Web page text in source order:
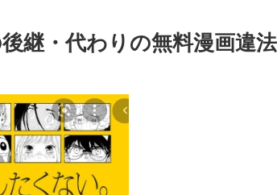
継・代わりの無料漫画違法